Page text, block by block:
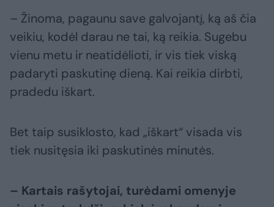
– Žinoma, pagaunu save galvojantį, ką aš čia
veikiu, kodėl darau ne tai, ką reikia. Sugebu
vienu metu ir neatidėlioti, ir vis tiek viską
padaryti paskutinę dieną. Kai reikia dirbti,
pradedu iškart.
Bet taip susiklosto, kad „iškart“ visada vis
tiek nusitęsia iki paskutinės minutės.
– Kartais rašytojai, turėdami omenyje